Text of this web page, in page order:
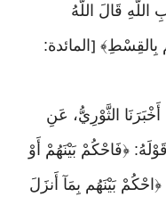
اللَّهِ قَالَ اللَّهُ
بِالقِسْطِ﴾ [ المائدة:
أَخْبَرَنَا الثَّوْرِيُّ، عَنِ
﴿فَاحْكُمْ بَيْنَهُمْ أَوْ
بَيْنَهُم بِمَآ أَنزَلَ